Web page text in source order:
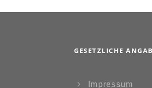
GESETZLICHE
Impressum